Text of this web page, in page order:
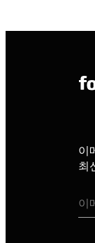
이
최